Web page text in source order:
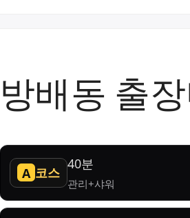
방배동 출
A 코스
40분
관리+샤워